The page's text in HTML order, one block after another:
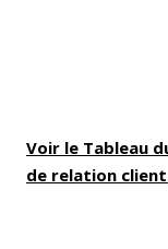
Voir le Tableau
de relation